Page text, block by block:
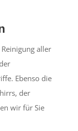
aller
Ebenso die
der
wir für Sie